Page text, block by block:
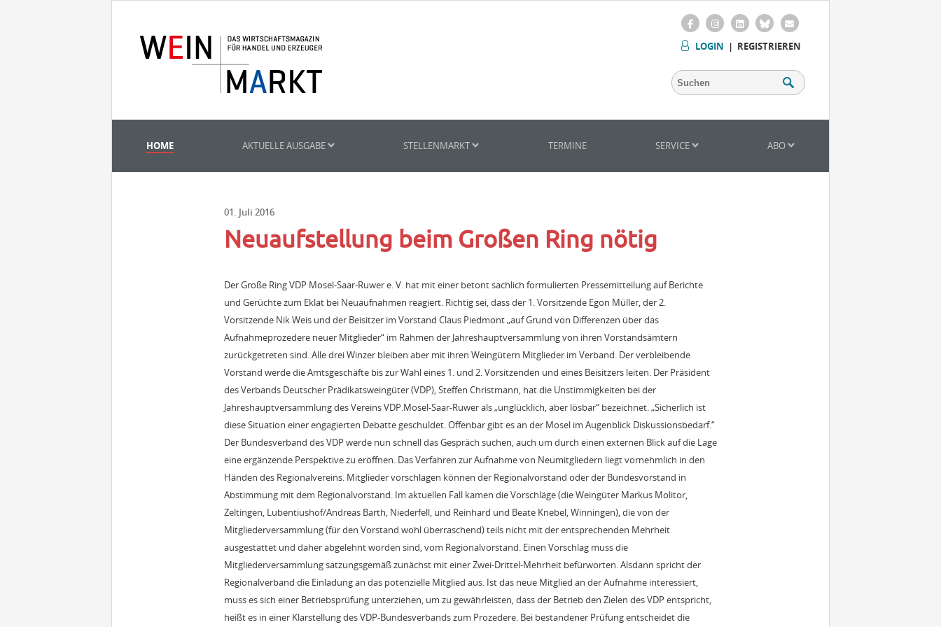
LOGIN | REGISTRIEREN
HOME AKTUELLE AUSGABE STELLENMARKT TERMINE SERVICE ABO
01. Juli 2016
Neuaufstellung beim Großen Ring nötig
Der Große Ring VDP Mosel-Saar-Ruwer e. V. hat mit einer betont sachlich formulierten Pressemitteilung auf Berichte
und Gerüchte zum Eklat bei Neuaufnahmen reagiert. Richtig sei, dass der 1. Vorsitzende Egon Müller, der 2.
Vorsitzende Nik Weis und der Beisitzer im Vorstand Claus Piedmont „auf Grund von Differenzen über das
Aufnahmeprozedere neuer Mitglieder“ im Rahmen der Jahreshauptversammlung von ihren Vorstandsämtern
zurückgetreten sind. Alle drei Winzer bleiben aber mit ihren Weingütern Mitglieder im Verband. Der verbleibende
Vorstand werde die Amtsgeschäfte bis zur Wahl eines 1. und 2. Vorsitzenden und eines Beisitzers leiten. Der Präsident
des Verbands Deutscher Prädikatsweingüter (VDP), Steffen Christmann, hat die Unstimmigkeiten bei der
Jahreshauptversammlung des Vereins VDP.Mosel-Saar-Ruwer als „unglücklich, aber lösbar“ bezeichnet. „Sicherlich ist
diese Situation einer engagierten Debatte geschuldet. Offenbar gibt es an der Mosel im Augenblick Diskussionsbedarf.“
Der Bundesverband des VDP werde nun schnell das Gespräch suchen, auch um durch einen externen Blick auf die Lage
eine ergänzende Perspektive zu eröffnen. Das Verfahren zur Aufnahme von Neumitgliedern liegt vornehmlich in den
Händen des Regionalvereins. Mitglieder vorschlagen können der Regionalvorstand oder der Bundesvorstand in
Abstimmung mit dem Regionalvorstand. Im aktuellen Fall kamen die Vorschläge (die Weingüter Markus Molitor,
Zeltingen, Lubentiushof/Andreas Barth, Niederfell, und Reinhard und Beate Knebel, Winningen), die von der
Mitgliederversammlung (für den Vorstand wohl überraschend) teils nicht mit der entsprechenden Mehrheit
ausgestattet und daher abgelehnt worden sind, vom Regionalvorstand. Einen Vorschlag muss die
Mitgliederversammlung satzungsgemäß zunächst mit einer Zwei-Drittel-Mehrheit befürworten. Alsdann spricht der
Regionalverband die Einladung an das potenzielle Mitglied aus. Ist das neue Mitglied an der Aufnahme interessiert,
muss es sich einer Betriebsprüfung unterziehen, um zu gewährleisten, dass der Betrieb den Zielen des VDP entspricht,
heißt es in einer Klarstellung des VDP-Bundesverbands zum Prozedere. Bei bestandener Prüfung entscheidet die